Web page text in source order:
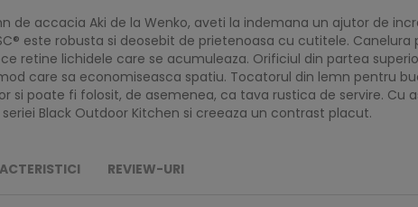
de accacia Aki de la Wenko, aveti la indemana un ajutor de
este robusta si deosebit de prietenoasa cu cutitele.
retine lichidele care se acumuleaza. Orificiul din partea
care sa economiseasca spatiu. Tocatorul din lemn pentru
si poate fi folosit, de asemenea, ca tava rustica de servire.
Black Outdoor Kitchen si creeaza un contrast placut.
REVIEW-URI